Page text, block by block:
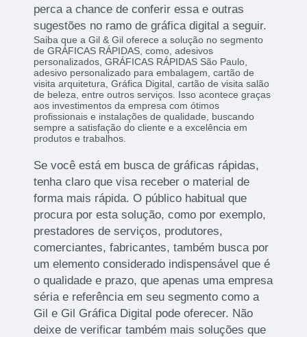
perca a chance de conferir essa e outras
sugestões no ramo de gráfica digital a seguir.
Saiba que a Gil & Gil oferece a solução no segmento
de GRÁFICAS RÁPIDAS, como, adesivos
personalizados, GRÁFICAS RÁPIDAS São Paulo,
adesivo personalizado para embalagem, cartão de
visita arquitetura, Gráfica Digital, cartão de visita salão
de beleza, entre outros serviços. Isso acontece graças
aos investimentos da empresa com ótimos
profissionais e instalações de qualidade, buscando
sempre a satisfação do cliente e a excelência em
produtos e trabalhos.
Se você está em busca de gráficas rápidas,
tenha claro que visa receber o material de
forma mais rápida. O público habitual que
procura por esta solução, como por exemplo,
prestadores de serviços, produtores,
comerciantes, fabricantes, também busca por
um elemento considerado indispensável que é
o qualidade e prazo, que apenas uma empresa
séria e referência em seu segmento como a
Gil e Gil Gráfica Digital pode oferecer. Não
deixe de verificar também mais soluções que